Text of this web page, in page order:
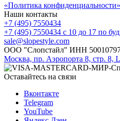
«Политика конфиденциальности»
Наши контакты
+7 (495) 7550434
+7 (495) 7550434 с 10 до 17 по
sale@slopestyle.com
ООО "Слопстайл" ИНН
Москва, пр. Аэропорта 8, стр. 8,
Оставайтесь на связи
Вконтакте
Telegram
YouTube